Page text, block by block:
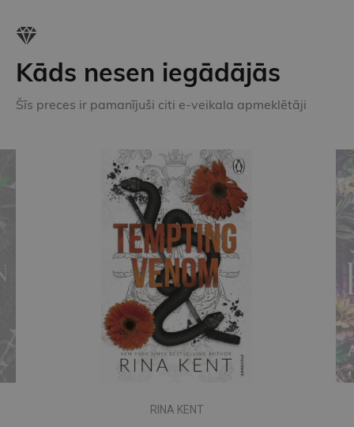
Kāds nesen iegādājās
Šīs preces ir pamanījuši citi e-veikala apmeklētāji
RINA KENT